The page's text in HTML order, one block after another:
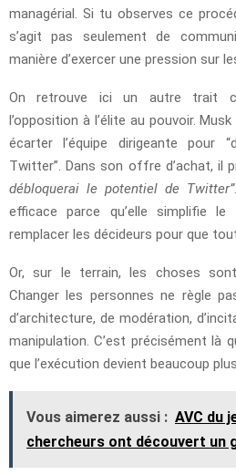
managérial. Si tu observes ce
s’agit pas seulement de
manière d’exercer une pression sur
On retrouve ici un autre trait
l’opposition à l’élite au pouvoir.
écarter l’équipe dirigeante pour
Twitter”. Dans son offre d’achat, il
débloquerai le potentiel de Twitter”
efficace parce qu’elle simplifie
remplacer les décideurs pour que tout
Or, sur le terrain, les choses
Changer les personnes ne règle
d’architecture, de modération,
manipulation. C’est précisément là
que l’exécution devient beaucoup
Vous aimerez aussi : AVC du
chercheurs ont découvert un